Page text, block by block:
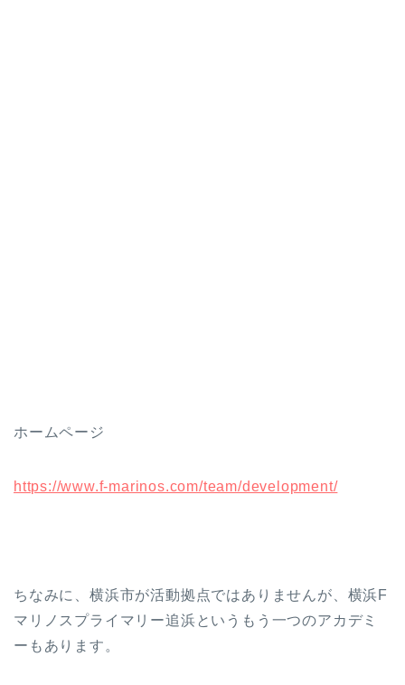
ホームページ
https://www.f-marinos.com/team/development/
ちなみに、横浜市が活動拠点ではありませんが、横浜F
マリノスプライマリー追浜というもう一つのアカデミ
ーもあります。